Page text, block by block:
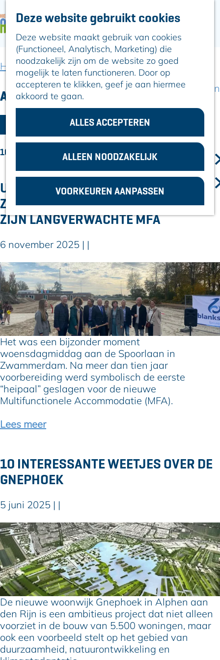
Deze website gebruikt cookies
Deze website maakt gebruik van cookies
(Functioneel, Analytisch, Marketing) die
noodzakelijk zijn om de website zo goed
mogelijk te laten functioneren. Door op
accepteren te klikken, geef je aan hiermee
akkoord te gaan.
ALLES ACCEPTEREN
ALLEEN NOODZAKELIJK
VOORKEUREN AANPASSEN
n
a
r
h
m
a
g
e
ARTIKELEN
Hier is Boskoop
Lekker Lokaal
Ontdek het
Erfgoed
Natuurlijk genieten
In en om Alphen
Kleuren van de
toren
VOOR
ONDERNEMERS
Home Artikelen
Artikelen
a
t
o
e
k
e
?
10 RESULTATEN
UNIEK PROJECT IN NEDERLAND:
ZWAMMERDAM KRIJGT EINDELIJK
ZIJN LANGVERWACHTE MFA
6 november 2025 | |
U
n
i
e
k
p
r
o
j
e
c
t
n
N
d
e
r
a
d
:
Z
w
a
m
m
e
r
d
a
m
Het was een bijzonder moment
woensdagmiddag aan de Spoorlaan in
Zwammerdam. Na meer dan tien jaar
voorbereiding werd symbolisch de eerste
“heipaal” geslagen voor de nieuwe
Multifunctionele Accommodatie (MFA).
Lees meer
10 INTERESSANTE WEETJES OVER DE
GNEPHOEK
5 juni 2025 | |
1
0
i
n
t
e
r
e
s
s
a
n
De nieuwe woonwijk Gnephoek in Alphen aan
den Rijn is een ambitieus project dat niet alleen
voorziet in de bouw van 5.500 woningen, maar
ook een voorbeeld stelt op het gebied van
duurzaamheid, natuurontwikkeling en